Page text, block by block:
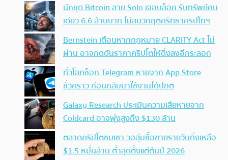
นักขุด Bitcoin สาย Solo เจอบล็อก รับทรัพย์คน
เดียว 6.6 ล้านบาท ไม่สนวิกฤตศรัทธาคริปโทฯ
Bernstein เตือนหากกฎหมาย CLARITY Act ไม่
ผ่าน อาจกดดันราคาคริปโตให้ดิ่งลงอีกระลอก
ทั่วโลกช็อก Telegram หายจาก App Store
ชั่วคราว ก่อนกลับมาใช้งานได้ปกติ
Galaxy Research ประเมินความเสียหายจาก
Coldcard อาจพุ่งสูงถึง $130 ล้าน
ตลาดคริปโตซบเซา วอลุ่มซื้อขายรายวันดิ่งเหลือ
$1.5 หมื่นล้าน ต่ำสุดตั้งแต่ต้นปี 2026